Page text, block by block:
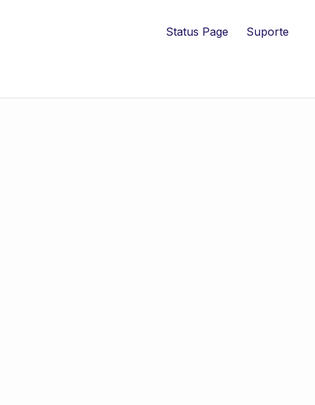
Status Page Suporte